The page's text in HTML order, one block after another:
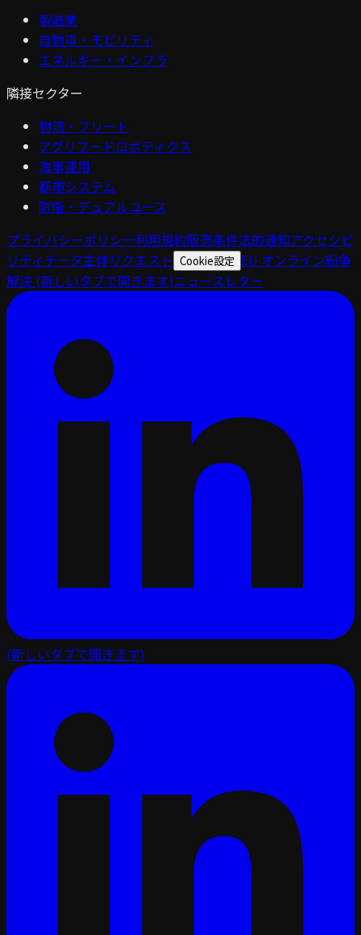
製造業
自動車・モビリティ
エネルギー・インフラ
隣接セクター
物流・フリート
アグリフードロボティクス
海事運用
都市システム
防衛・デュアルユース
プライバシーポリシー利用規約販売条件法的通知アクセシビ
リティデータ主体リクエスト Cookie設定 EU オンライン紛争
解決 (新しいタブで開きます)ニュースレター
(新しいタブで開きます)